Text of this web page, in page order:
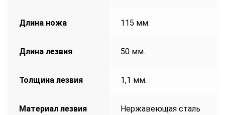
Длина ножа 115 мм.
Длина лезвия 50 мм.
Толщина лезвия 1,1 мм.
Материал лезвия Нержавеющая сталь